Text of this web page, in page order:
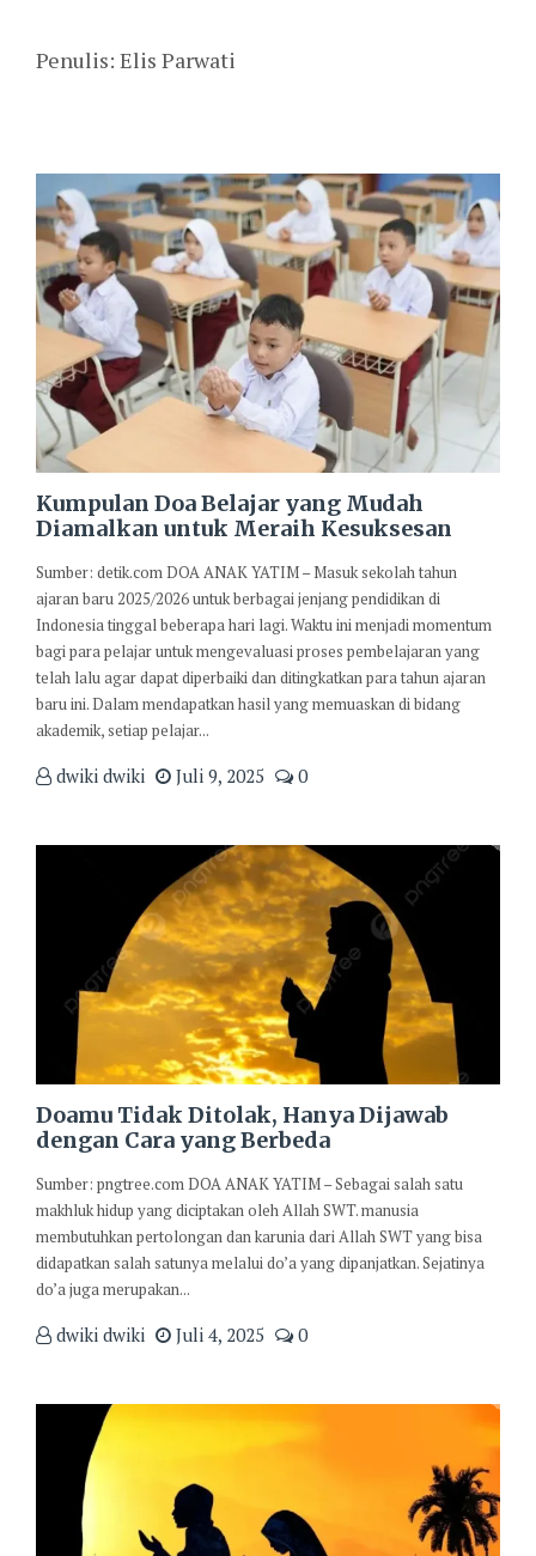
Penulis: Elis Parwati
Kumpulan Doa Belajar yang Mudah
Diamalkan untuk Meraih Kesuksesan
Sumber: detik.com DOA ANAK YATIM – Masuk sekolah tahun
ajaran baru 2025/2026 untuk berbagai jenjang pendidikan di
Indonesia tinggal beberapa hari lagi. Waktu ini menjadi momentum
bagi para pelajar untuk mengevaluasi proses pembelajaran yang
telah lalu agar dapat diperbaiki dan ditingkatkan para tahun ajaran
baru ini. Dalam mendapatkan hasil yang memuaskan di bidang
akademik, setiap pelajar...
dwiki dwiki Juli 9, 2025 0
Doamu Tidak Ditolak, Hanya Dijawab
dengan Cara yang Berbeda
Sumber: pngtree.com DOA ANAK YATIM – Sebagai salah satu
makhluk hidup yang diciptakan oleh Allah SWT. manusia
membutuhkan pertolongan dan karunia dari Allah SWT yang bisa
didapatkan salah satunya melalui do’a yang dipanjatkan. Sejatinya
do’a juga merupakan...
dwiki dwiki Juli 4, 2025 0